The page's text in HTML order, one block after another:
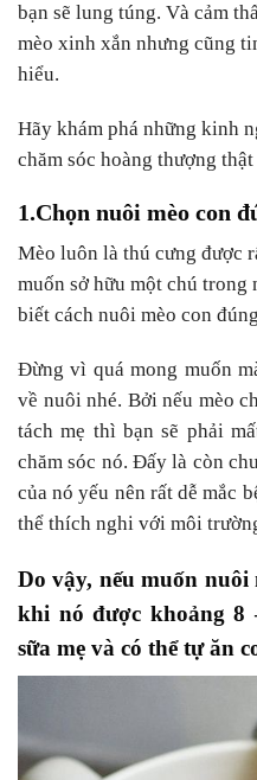
bạn sẽ lung túng. Và cảm
mèo xinh xắn nhưng cũng
hiểu.
Hãy khám phá những kinh
chăm sóc hoàng thượng
1.Chọn nuôi mèo con
Mèo luôn là thú cưng được
muốn sở hữu một chú trong
biết cách nuôi mèo con
Đừng vì quá mong muốn
về nuôi nhé. Bởi nếu mèo
tách mẹ thì bạn sẽ phải
chăm sóc nó. Đấy là còn
của nó yếu nên rất dễ mắc
thể thích nghi với môi
Do vậy, nếu muốn nuôi
khi nó được khoảng 8
sữa mẹ và có thể tự ăn